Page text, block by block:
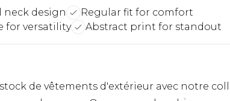
design
Regular fit for comfort
for versatility
Abstract print for standout
de vêtements d'extérieur avec notre